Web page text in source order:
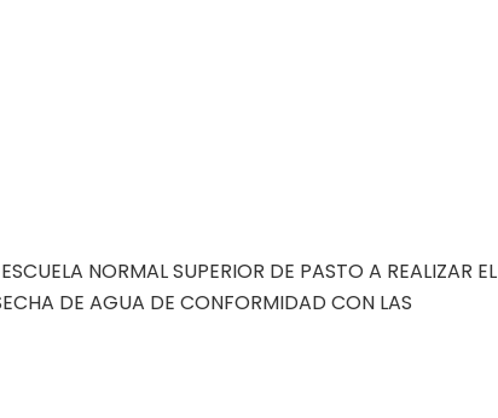
NORMAL SUPERIOR DE PASTO A REALIZAR EL
DE AGUA DE CONFORMIDAD CON LAS